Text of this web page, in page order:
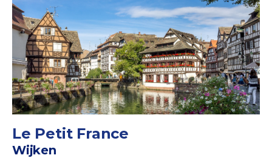
Le Petit France
Wijken